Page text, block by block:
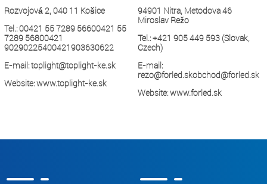
Rozvojová 2, 040 11 Košice
Tel.:00421 55 7289 56600421 55
7289 56800421
90290225400421903630622
E-mail:toplight@toplight-ke.sk
Website:www.toplight-ke.sk
94901 Nitra, Metodova 46
Miroslav Režo
Tel.:+421 905 449 593 (Slovak,
Czech)
E-mail:
rezo@forled.skobchod@forled.sk
Website:www.forled.sk